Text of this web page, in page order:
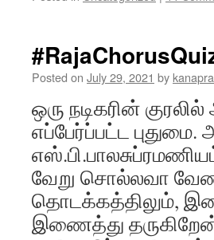
Posted on July 29, 2021 by
ஒரு நடிகரின்
எப்பேர்ப்பட்ட
வேறு சொல்லவா
தொடக்கத்திலும்,
இணைத்து